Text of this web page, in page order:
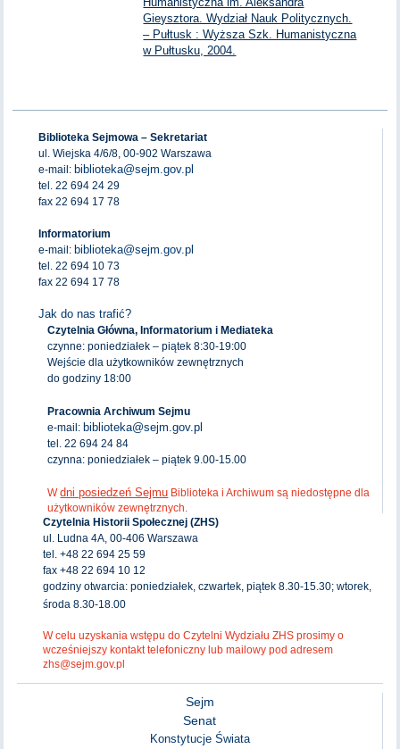
Gieysztora. Wydział Nauk Politycznych.
– Pułtusk : Wyższa Szk. Humanistyczna
w Pułtusku, 2004.
Biblioteka Sejmowa – Sekretariat
ul. Wiejska 4/6/8, 00-902 Warszawa
e-mail: biblioteka@sejm.gov.pl
tel. 22 694 24 29
fax 22 694 17 78
Informatorium
e-mail: biblioteka@sejm.gov.pl
tel. 22 694 10 73
fax 22 694 17 78
Jak do nas trafić?
Czytelnia Główna, Informatorium i Mediateka
czynne: poniedziałek – piątek 8:30-19:00
Wejście dla użytkowników zewnętrznych
do godziny 18:00
Pracownia Archiwum Sejmu
e-mail: biblioteka@sejm.gov.pl
tel. 22 694 24 84
czynna: poniedziałek – piątek 9.00-15.00
Wdni posiedzeń Sejmu Biblioteka i Archiwum są niedostępne dla
użytkowników zewnętrznych.
Czytelnia Historii Społecznej (ZHS)
ul. Ludna 4A, 00-406 Warszawa
tel. +48 22 694 25 59
fax +48 22 694 10 12
godziny otwarcia: poniedziałek, czwartek, piątek 8.30-15.30; wtorek,
środa 8.30-18.00
W celu uzyskania wstępu do Czytelni Wydziału ZHS prosimy o
wcześniejszy kontakt telefoniczny lub mailowy pod adresem
zhs@sejm.gov.pl
Sejm
Senat
Konstytucje Świata